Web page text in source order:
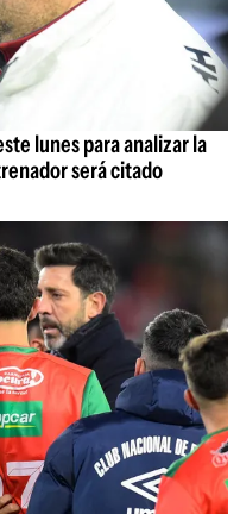
lunes para analizar la
será citado